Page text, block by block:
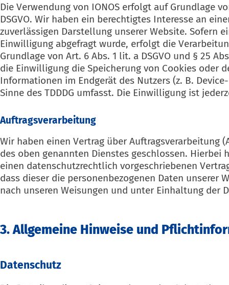
Die Verwendung von IONOS erfolgt auf Grundlage
DSGVO. Wir haben ein berechtigtes Interesse an
zuverlässigen Darstellung unserer Website. Sofern
Einwilligung abgefragt wurde, erfolgt die
Grundlage von Art. 6 Abs. 1 lit. a DSGVO und § 25
die Einwilligung die Speicherung von Cookies oder
Informationen im Endgerät des Nutzers (z. B.
Sinne des TDDDG umfasst. Die Einwilligung ist
Auftragsverarbeitung
Wir haben einen Vertrag über Auftragsverarbeitung
des oben genannten Dienstes geschlossen. Hierbei
einen datenschutzrechtlich vorgeschriebenen
dass dieser die personenbezogenen Daten unserer
nach unseren Weisungen und unter Einhaltung der
3. Allgemeine Hinweise und
Datenschutz